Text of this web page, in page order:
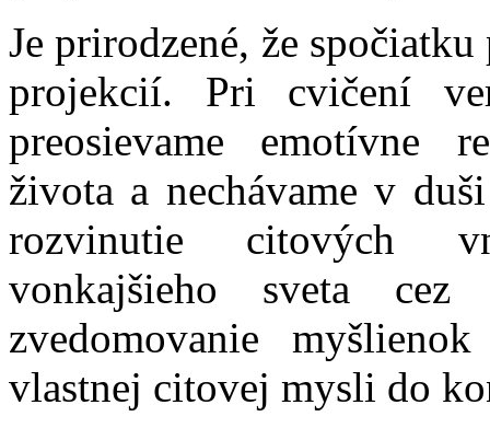
Je prirodzené, že
projekcií. Pri cvičení
preosievame emotívne
života a nechávame v
rozvinutie citových
vonkajšieho sveta cez
zvedomovanie
vlastnej citovej mysli do